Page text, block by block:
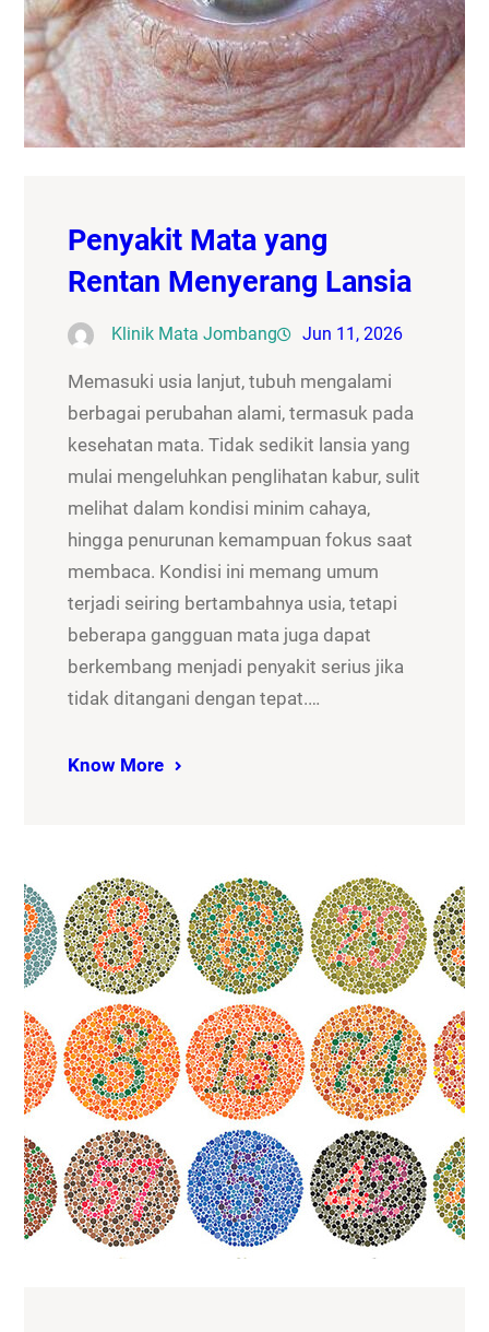
Penyakit Mata yang
Rentan Menyerang Lansia
Klinik Mata Jombang Jun 11, 2026
Memasuki usia lanjut, tubuh mengalami
berbagai perubahan alami, termasuk pada
kesehatan mata. Tidak sedikit lansia yang
mulai mengeluhkan penglihatan kabur, sulit
melihat dalam kondisi minim cahaya,
hingga penurunan kemampuan fokus saat
membaca. Kondisi ini memang umum
terjadi seiring bertambahnya usia, tetapi
beberapa gangguan mata juga dapat
berkembang menjadi penyakit serius jika
tidak ditangani dengan tepat.…
Know More